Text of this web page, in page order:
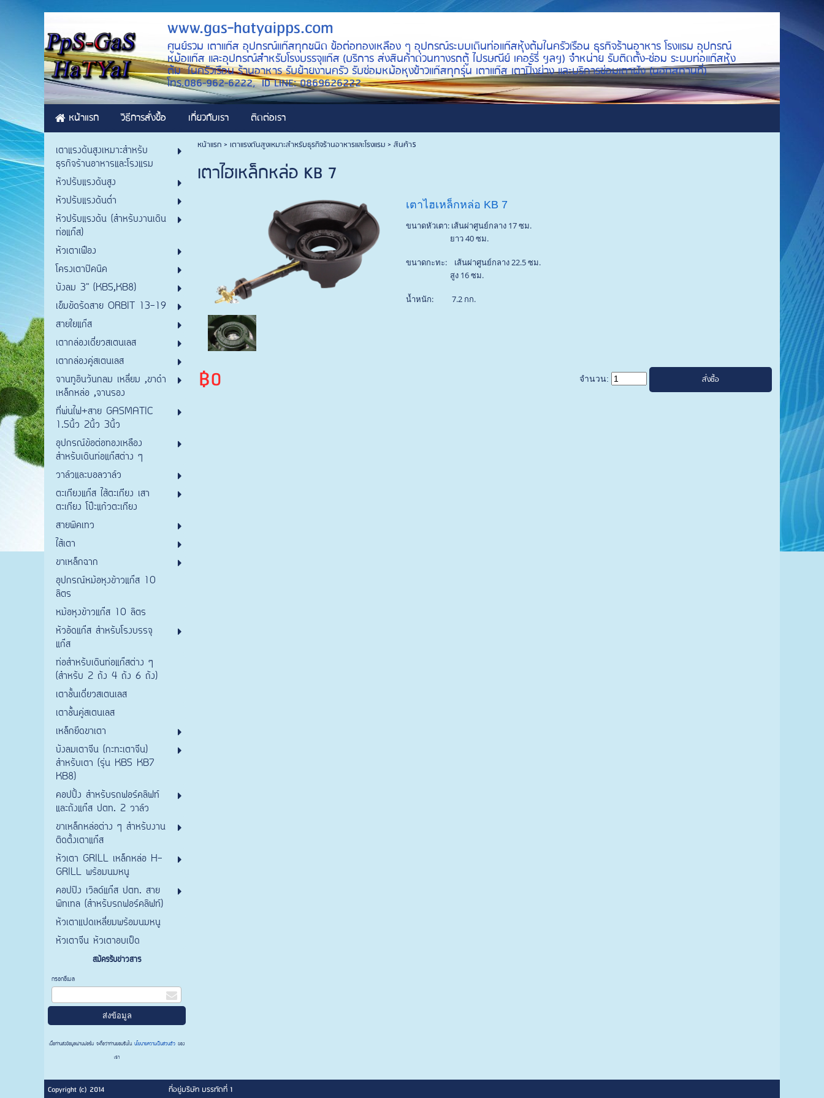
www.gas-hatyaipps.com
ศูนย์รวม เตาแก๊ส อุปกรณ์แก๊สทุกชนิด ข้อต่อทองเหลือง ๆ อุปกรณ์ระบบเดินท่อแก๊สหุ้งต้มในครัวเรือน ธุรกิจร้านอาหาร โรงแรม อุปกรณ์
หม้อแก๊ส และอุปกรณ์สำหรับโรงบรรจุแก๊ส (บริการ ส่งสินค้าด่วนทางรถตู้ ไปรษณีย์ เคอร์รี่ ฯลฯ) จำหน่าย รับติดตั้ง-ซ่อม ระบบท่อแก๊สหุ้ง
ต้ม ในครัวเรือน ร้านอาหาร รับย้ายงานครัว รับซ่อมหม้อหุงข้าวแก๊สทุกรุ่น เตาแก๊ส เตาปิ้งย่าง และบริการซ่อมเตาฝัง (นอกสถานที่)
โทร.086-962-6222, ID LINE: 0869626222
หน้าแรก วิธีการสั่งซื้อ เกี่ยวกับเรา ติดต่อเรา
เตาแรงดันสูงเหมาะสำหรับ
ธุรกิจร้านอาหารและโรงแรม
หัวปรับแรงดันสูง
หัวปรับแรงดันต่ำ
หัวปรับแรงดัน (สำหรับงานเดิน
ท่อแก๊ส)
หัวเตาเฟือง
โครงเตาปิคนิค
บังลม 3" (KB5,KB8)
เข็มขัดรัดสาย ORBIT 13-19
สายใยแก๊ส
เตากล่องเดี่ยวสเตนเลส
เตากล่องคู่สเตนเลส
จานทูอินวันกลม เหลี่ยม ,ขาดำ
เหล็กหล่อ ,จานรอง
ที่พ่นไฟ+สาย GASMATIC
1.5นิ้ว 2นิ้ว 3นิ้ว
อุปกรณ์ข้อต่อทองเหลือง
สำหรับเดินท่อแก๊สต่าง ๆ
วาล์วและบอลวาล์ว
ตะเกียงแก๊ส ไส้ตะเกียง เสา
ตะเกียง โป๊ะแก้วตะเกียง
สายพิคเทว
ไส้เตา
ขาเหล็กฉาก
อุปกรณ์หม้อหุงข้าวแก๊ส 10
ลิตร
หม้อหุงข้าวแก๊ส 10 ลิตร
หัวอัดแก๊ส สำหรับโรงบรรจุ
แก๊ส
ท่อสำหรับเดินท่อแก๊สต่าง ๆ
(สำหรับ 2 ถัง 4 ถัง 6 ถัง)
เตาชั้นเดี่ยวสเตนเลส
เตาชั้นคู่สเตนเลส
เหล็กยึดขาเตา
บังลมเตาจีน (กะทะเตาจีน)
สำหรับเตา (รุ่น KB5 KB7
KB8)
คอปปิ้ง สำหรับรถฟอร์คลิฟท์
และถังแก๊ส ปตท. 2 วาล์ว
ขาเหล็กหล่อต่าง ๆ สำหรับงาน
ติดตั้งเตาแก๊ส
หัวเตา GRILL เหล็กหล่อ H-
GRILL พร้อมนมหนู
คอปปิง เวิลด์แก๊ส ปตท. สาย
พิทเทล (สำหรับรถฟอร์คลิฟท์)
หัวเตาแปดเหลี่ยมพร้อมนมหนู
หัวเตาจีน หัวเตาอบเป็ด
สมัครรับข่าวสาร
กรอกอีเมล
เมื่อท่านส่งข้อมูลผ่านฟอร์ม จะถือว่าท่านยอมรับในนโยบายความเป็นส่วนตัวของ
เรา
หน้าแรก> เตาแรงดันสูงเหมาะสำหรับธุรกิจร้านอาหารและโรงแรม> สินค้า5
เตาไฮเหล็กหล่อ KB 7
เตาไฮเหล็กหล่อ KB 7
ขนาดหัวเตา: เส้นผ่าศูนย์กลาง 17 ซม.
ยาว 40 ซม.
ขนาดกะทะ: เส้นผ่าศูนย์กลาง 22.5 ซม.
สูง 16 ซม.
น้ำหนัก: 7.2 กก.
฿0 จำนวน:
Copyright (c) 2014
ที่อยู่บริษัท บรรทัดที่ 1